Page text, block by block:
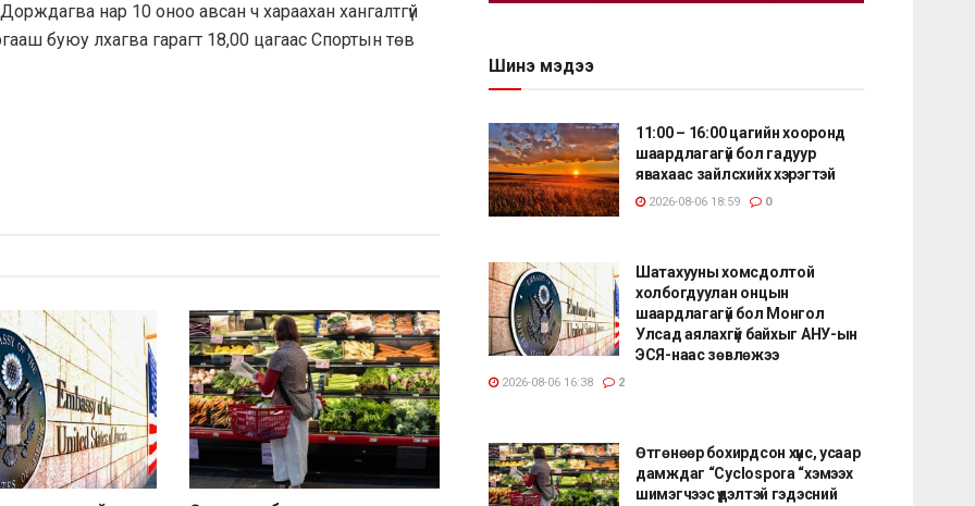
нар 10 оноо авсан ч хараахан хангалтгүй
буюу лхагва гарагт 18,00 цагаас Спортын төв
Шинэ мэдээ
11:00 – 16:00 цагийн хооронд
шаардлагагүй бол гадуур
явахаас зайлсхийх хэрэгтэй
2026-08-06 18:59 0
Шатахууны хомсдолтой
холбогдуулан онцын
шаардлагагүй бол Монгол
Улсад аялахгүй байхыг АНУ-ын
ЭСЯ-наас зөвлөжээ
2026-08-06 16:38 2
Өтгөнөөр бохирдсон хүнс, усаар
дамждаг “Cyclospora “хэмээх
шимэгчээс үүдэлтэй гэдэсний